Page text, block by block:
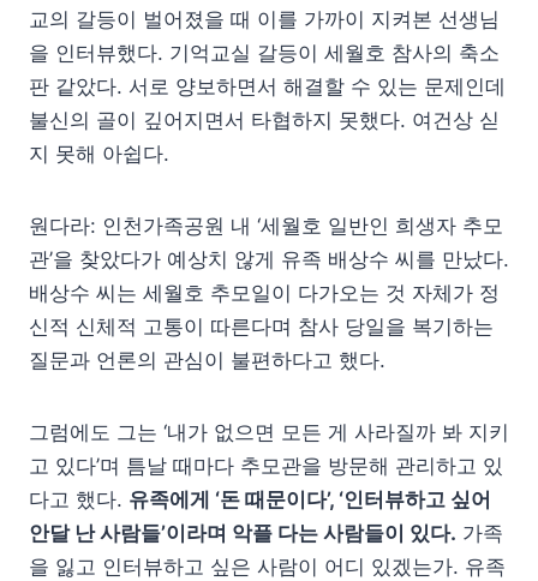
교의 갈등이 벌어졌을 때 이를 가까이 지켜본 선생님
을 인터뷰했다. 기억교실 갈등이 세월호 참사의 축소
판 같았다. 서로 양보하면서 해결할 수 있는 문제인데
불신의 골이 깊어지면서 타협하지 못했다. 여건상 싣
지 못해 아쉽다.
원다라: 인천가족공원 내 ‘세월호 일반인 희생자 추모
관’을 찾았다가 예상치 않게 유족 배상수 씨를 만났다.
배상수 씨는 세월호 추모일이 다가오는 것 자체가 정
신적 신체적 고통이 따른다며 참사 당일을 복기하는
질문과 언론의 관심이 불편하다고 했다.
그럼에도 그는 ‘내가 없으면 모든 게 사라질까 봐 지키
고 있다’며 틈날 때마다 추모관을 방문해 관리하고 있
다고 했다. 유족에게 ‘돈 때문이다’, ‘인터뷰하고 싶어
안달 난 사람들’이라며 악플 다는 사람들이 있다. 가족
을 잃고 인터뷰하고 싶은 사람이 어디 있겠는가. 유족